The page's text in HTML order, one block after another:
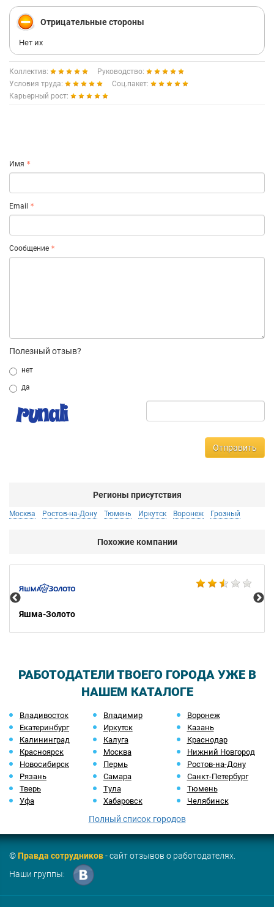
Отрицательные стороны
Нет их
Коллектив:
Руководство:
Условия труда:
Соц.пакет:
Карьерный рост:
Имя
Email
Сообщение
Полезный отзыв?
нет
да
Отправить
Регионы присутствия
Москва Ростов-на-Дону Тюмень Иркутск Воронеж Грозный
Похожие компании
Яшма-Золото
РАБОТОДАТЕЛИ ТВОЕГО ГОРОДА УЖЕ В
НАШЕМ КАТАЛОГЕ
Владивосток Владимир
Воронеж
Екатеринбург
Иркутск
Казань
Калининград
Калуга
Краснодар
Красноярск
Москва
Нижний Новгород
Новосибирск
Пермь
Ростов-на-Дону
Рязань
Самара
Санкт-Петербург
Тверь
Тула
Тюмень
Уфа
Хабаровск Челябинск
Полный список городов
©Правда сотрудников- сайт отзывов о работодателях.
Наши группы: